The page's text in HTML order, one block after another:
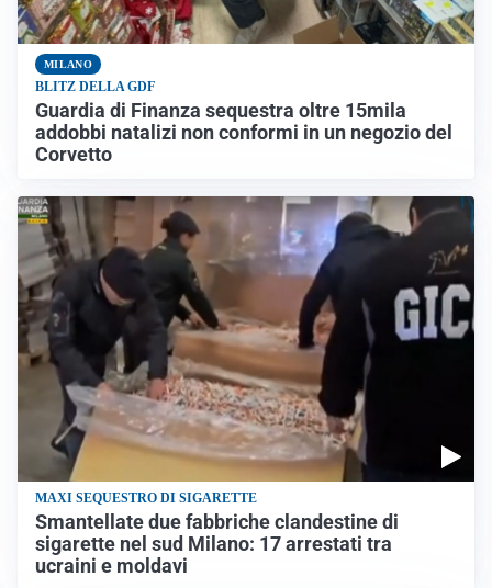
MILANO
BLITZ DELLA GDF
Guardia di Finanza sequestra oltre 15mila
addobbi natalizi non conformi in un negozio del
Corvetto
MAXI SEQUESTRO DI SIGARETTE
Smantellate due fabbriche clandestine di
sigarette nel sud Milano: 17 arrestati tra
ucraini e moldavi